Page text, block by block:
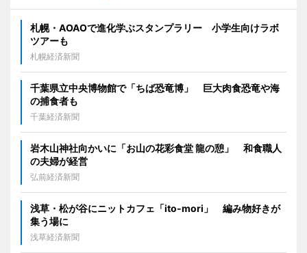
札幌・AOAOで進化学ぶスタンプラリー 小学生向けラボ
ツアーも
札幌経済新聞
千葉県立中央博物館で「ちば恐竜博」 巨大肉食恐竜や海
の捕食者も
千葉経済新聞
岩木山神社向かいに「お山の花彩食堂 龍の憩」 和食職人
の夫婦が経営
弘前経済新聞
浅草・松が谷にニットカフェ「ito-mori」 編み物好きが
集う場に
浅草経済新聞